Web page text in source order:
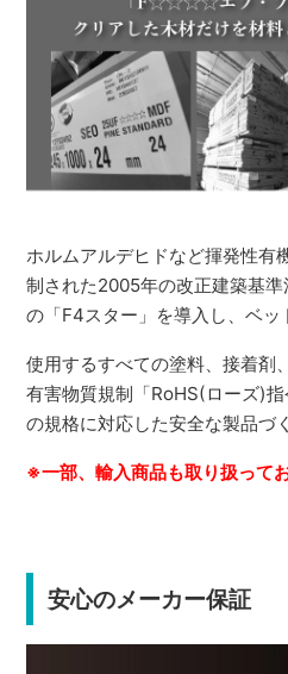
ホルムアルデヒドなど揮発性有
制された2005年の改正建築基
の「F4スター」を導入し、ベッ
使用するすべての塗料、接着剤
有害物質規制「RoHS(ローズ)
の規格に対応した安全な製品づ
※一部、輸入商品も取り扱ってお
安心のメーカー保証